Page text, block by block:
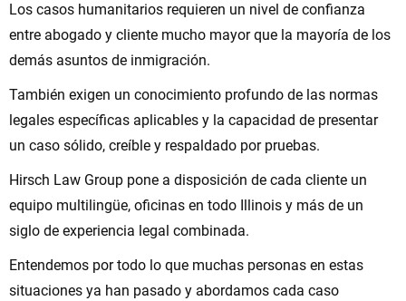
Los casos humanitarios requieren un nivel de confianza
entre abogado y cliente mucho mayor que la mayoría de los
demás asuntos de inmigración.
También exigen un conocimiento profundo de las normas
legales específicas aplicables y la capacidad de presentar
un caso sólido, creíble y respaldado por pruebas.
Hirsch Law Group pone a disposición de cada cliente un
equipo multilingüe, oficinas en todo Illinois y más de un
siglo de experiencia legal combinada.
Entendemos por todo lo que muchas personas en estas
situaciones ya han pasado y abordamos cada caso